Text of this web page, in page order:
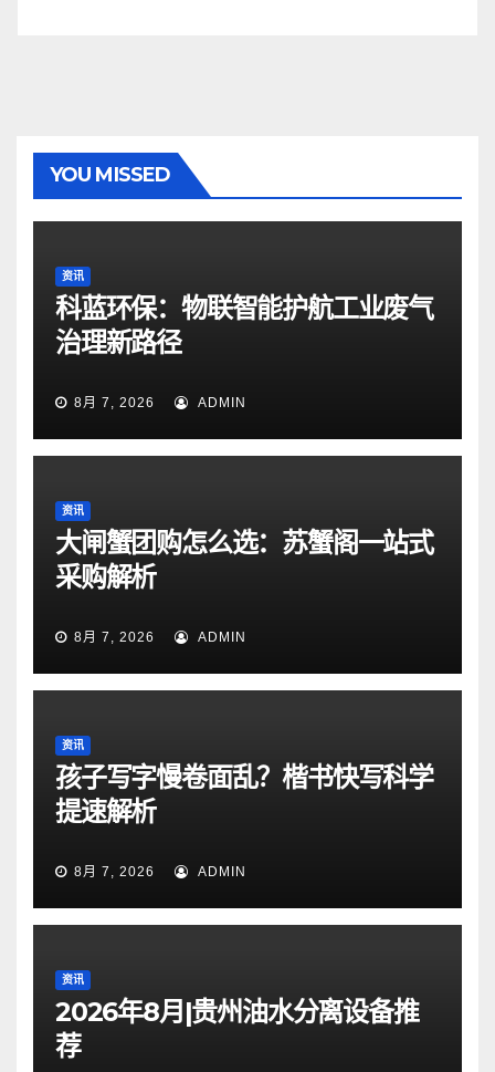
YOU MISSED
资讯
科蓝环保：物联智能护航工业废气
治理新路径
8月 7, 2026 ADMIN
资讯
大闸蟹团购怎么选：苏蟹阁一站式
采购解析
8月 7, 2026 ADMIN
资讯
孩子写字慢卷面乱？楷书快写科学
提速解析
8月 7, 2026 ADMIN
资讯
2026年8月|贵州油水分离设备推
荐